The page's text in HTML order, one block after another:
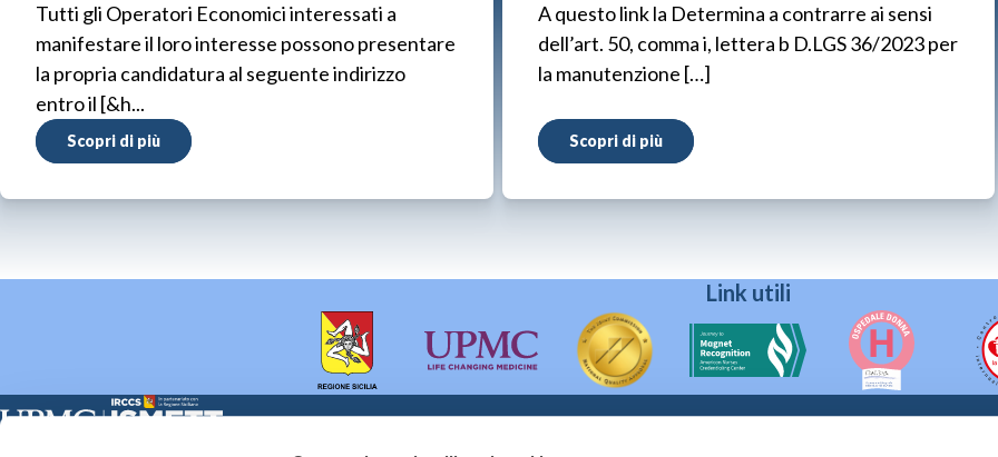
Tutti gli Operatori Economici interessati a
manifestare il loro interesse possono presentare
la propria candidatura al seguente indirizzo
entro il [&h...
Scopri di più
A questo link la Determina a contrarre ai sensi
dell’art. 50, comma i, lettera b D.LGS 36/2023 per
la manutenzione […]
Scopri di più
Link utili